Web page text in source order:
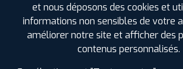
ENCORE PLUS
et nous déposons des cookies et
informations non sensibles de votre
améliorer notre site et afficher des
contenus personnalisés.